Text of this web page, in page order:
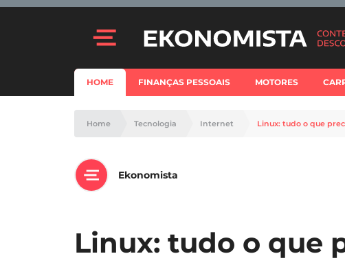
HOME FINANÇAS PESSOAIS MOTORES
Home Tecnologia Internet Linux: tudo o que
Ekonomista
Linux: tudo o que